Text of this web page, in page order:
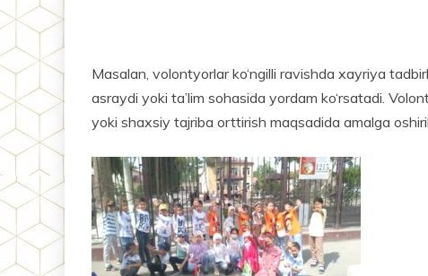
Masalan, volontyorlar ko‘ngilli ravishda xayriya
asraydi yoki ta’lim sohasida yordam ko‘rsatadi.
yoki shaxsiy tajriba ort­tirish maqsadida amalga